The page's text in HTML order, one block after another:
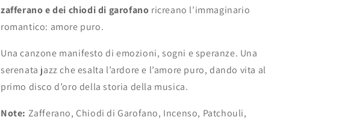
zafferano e dei chiodi di garofano ricreano l’immaginario
romantico: amore puro.
Una canzone manifesto di emozioni, sogni e speranze. Una
serenata jazz che esalta l’ardore e l’amore puro, dando vita al
primo disco d’oro della storia della musica.
Note: Zafferano, Chiodi di Garofano, Incenso, Patchouli,